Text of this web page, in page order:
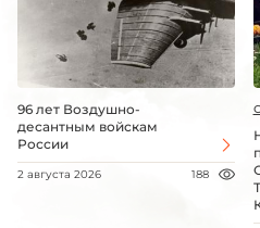
96 лет Воздушно-
десантным войскам
России
2 августа 2026 188